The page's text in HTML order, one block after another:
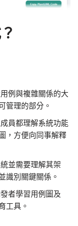
例與複雜關係的大
管理的部分。
員都理解系統功能
，方便向同事解釋
並需要理解其架
識別關鍵關係。
者學習用例圖及
工具。